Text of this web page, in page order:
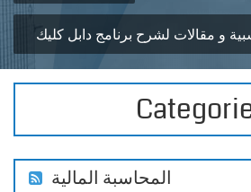
و مقالات لشرح برنامج دابل كليك
المحاسبة المالية